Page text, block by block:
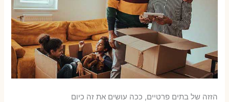
הזזה של בתים פרטיים, ככה עושים את זה כיום